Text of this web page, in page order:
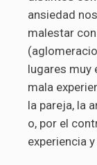
ansiedad
malestar
lugares muy
mala
la pareja, la
o, por el
experiencia